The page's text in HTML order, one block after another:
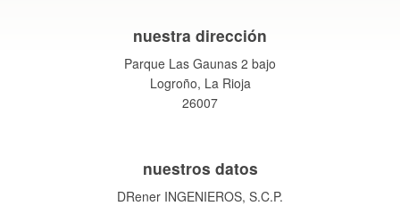
nuestra dirección
Parque Las Gaunas 2 bajo
Logroño, La Rioja
26007
nuestros datos
DRener INGENIEROS, S.C.P.